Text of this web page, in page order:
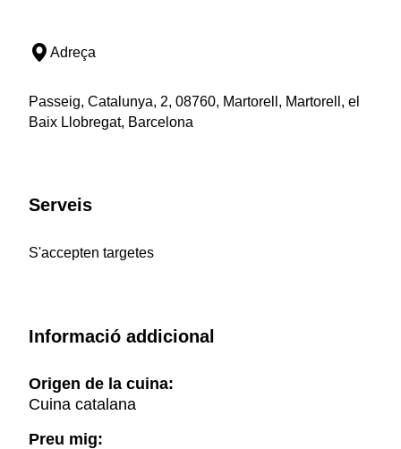
Adreça
Passeig, Catalunya, 2, 08760, Martorell, Martorell, el
Baix Llobregat, Barcelona
Serveis
S'accepten targetes
Informació addicional
Origen de la cuina:
Cuina catalana
Preu mig: